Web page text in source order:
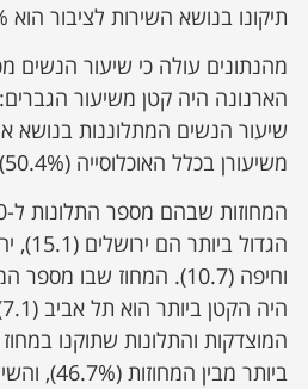
תיקונו בנושא ‏השירות ‏לציבור הוא 63%.‏
מהנתונים עולה כי שיעור הנשים
משיעורן בכלל האוכלוסייה ‏‏(50.4%).‏
המוצדקות והתלונות שתוקנו
‏ביותר מבין